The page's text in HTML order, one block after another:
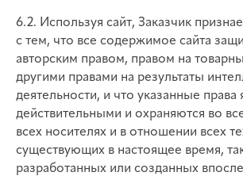
6.2. Используя сайт, Заказчик
с тем, что все содержимое сайта
авторским правом, правом на
другими правами на результаты
деятельности, и что указанные права
действительными и охраняются во
всех носителях и в отношении всех
существующих в настоящее время,
разработанных или созданных